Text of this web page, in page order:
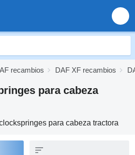
recambios DAF XF recambios
para cabeza
para cabeza tractora